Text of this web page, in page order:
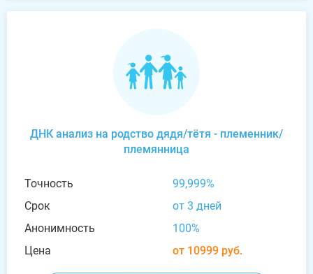
ДНК анализ на родство дядя/тётя - племенник/
племянница
Точность
99,999%
Срок
от 3 дней
Анонимность
100%
Цена
от 10999 руб.